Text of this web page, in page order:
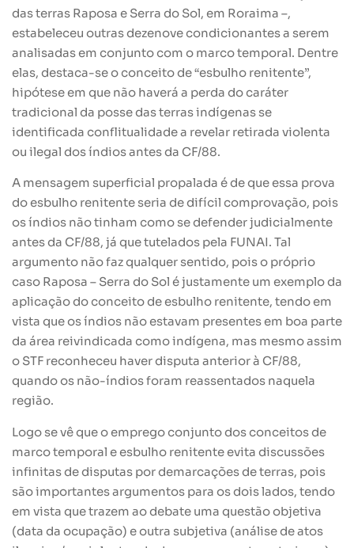
das terras Raposa e Serra do Sol, em Roraima –,
estabeleceu outras dezenove condicionantes a serem
analisadas em conjunto com o marco temporal. Dentre
elas, destaca-se o conceito de “esbulho renitente”,
hipótese em que não haverá a perda do caráter
tradicional da posse das terras indígenas se
identificada conflitualidade a revelar retirada violenta
ou ilegal dos índios antes da CF/88.
A mensagem superficial propalada é de que essa prova
do esbulho renitente seria de difícil comprovação, pois
os índios não tinham como se defender judicialmente
antes da CF/88, já que tutelados pela FUNAI. Tal
argumento não faz qualquer sentido, pois o próprio
caso Raposa – Serra do Sol é justamente um exemplo da
aplicação do conceito de esbulho renitente, tendo em
vista que os índios não estavam presentes em boa parte
da área reivindicada como indígena, mas mesmo assim
o STF reconheceu haver disputa anterior à CF/88,
quando os não-índios foram reassentados naquela
região.
Logo se vê que o emprego conjunto dos conceitos de
marco temporal e esbulho renitente evita discussões
infinitas de disputas por demarcações de terras, pois
são importantes argumentos para os dois lados, tendo
em vista que trazem ao debate uma questão objetiva
(data da ocupação) e outra subjetiva (análise de atos